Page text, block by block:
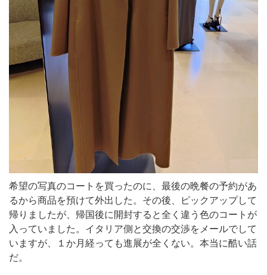
希望の写真のコートを買ったのに、最後の晩餐の予約があ
るから商品を預けて外出した。その後、ピックアップして
帰りましたが、帰国後に開封すると全く違う色のコートが
入っていました。イタリア側と交換の交渉をメールでして
いますが、１か月経っても進展が全くない。本当に酷い話
だ。